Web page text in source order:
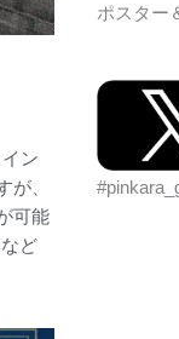
ン
が、
可能
ど
ポスター